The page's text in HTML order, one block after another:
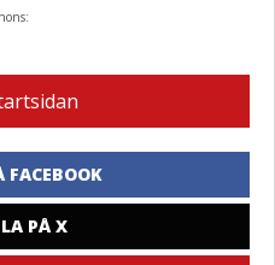
FACEBOOK
PÅ X